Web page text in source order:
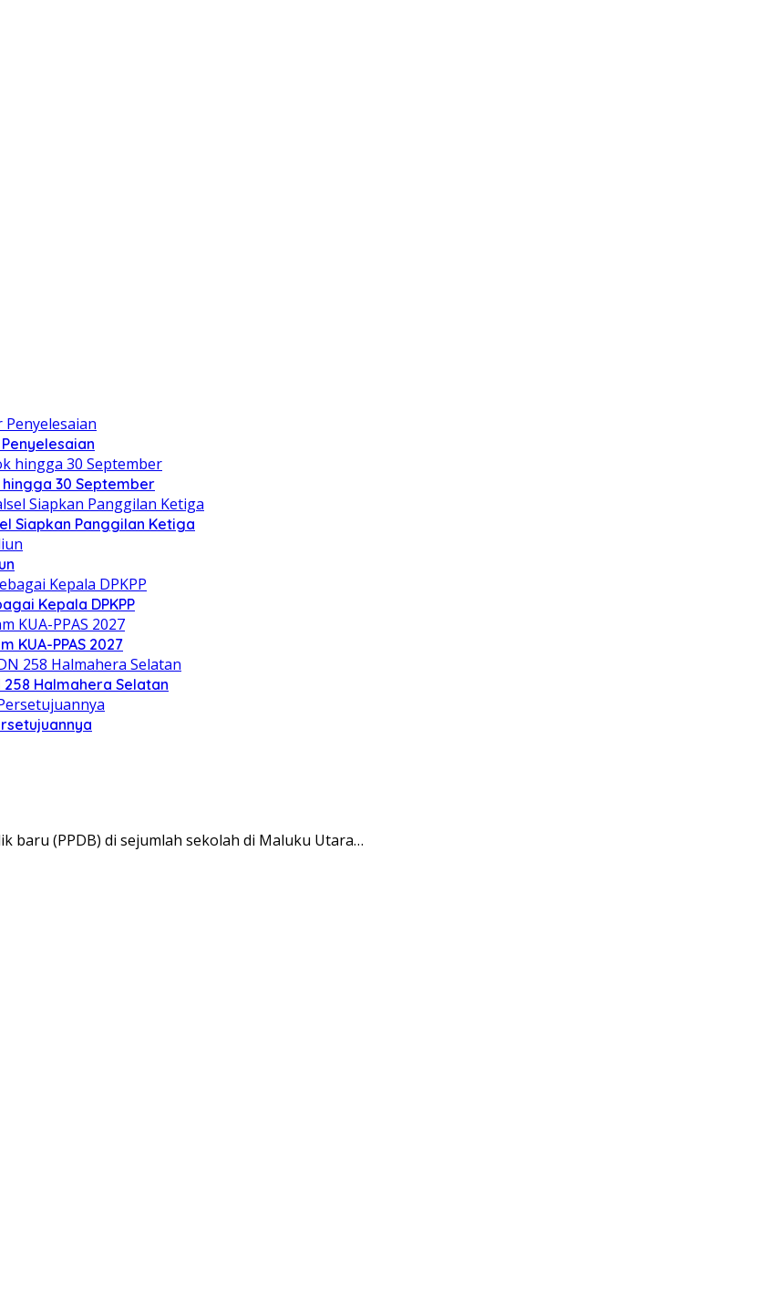
hingga 30 September
Siapkan Panggilan Ketiga
Kepala DPKPP
KUA-PPAS 2027
258 Halmahera Selatan
baru (PPDB) di sejumlah sekolah di Maluku Utara…